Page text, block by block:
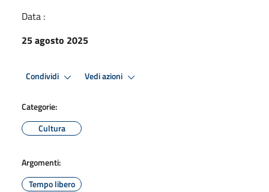
Data :
25 agosto 2025
Condividi Vedi azioni
Categorie:
Cultura
Argomenti:
Tempo libero